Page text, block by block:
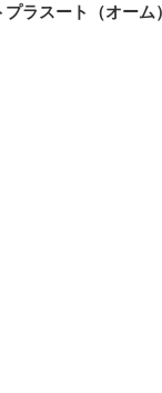
表示
ラスート（オー